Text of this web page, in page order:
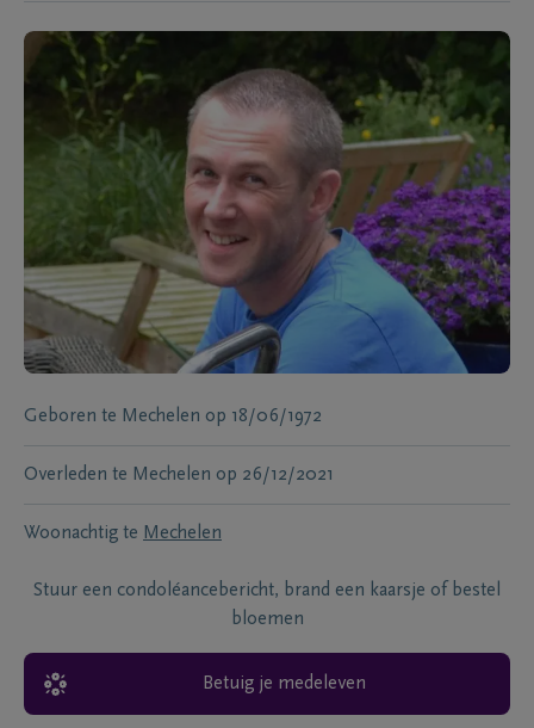
Geboren te Mechelen op 18/06/1972
Overleden te Mechelen op 26/12/2021
Woonachtig te Mechelen
Stuur een condoléancebericht, brand een kaarsje of bestel
bloemen
Betuig je medeleven